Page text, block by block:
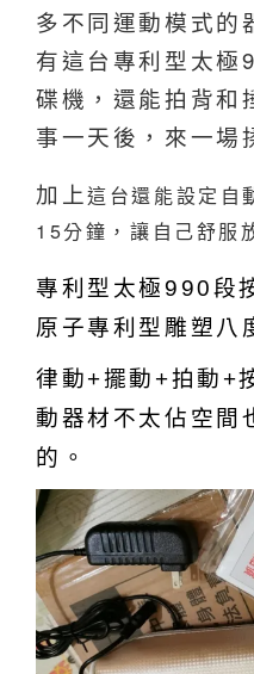
多不同運動模式的
有這台專利型太極
碟機，還能拍背和
事一天後，來一場
加上這台還能設定自
15分鐘，讓自己舒服
專利型太極990段
原子專利型雕塑八
律動+擺動+拍動+
動器材不太佔空間
的。